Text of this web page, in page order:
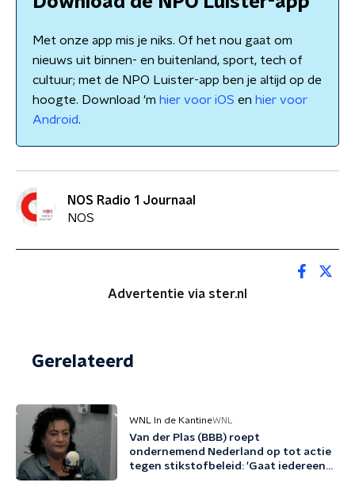
Met onze app mis je niks. Of het nou gaat om
nieuws uit binnen- en buitenland, sport, tech of
cultuur; met de NPO Luister-app ben je altijd op de
hoogte. Download 'm hier voor iOS en hier voor
Android.
NOS Radio 1 Journaal
NOS
Advertentie via ster.nl
Gerelateerd
WNL In de KantineWNL
Van der Plas (BBB) roept
ondernemend Nederland op tot actie
tegen stikstofbeleid: 'Gaat iedereen